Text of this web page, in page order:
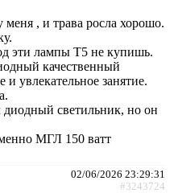
, и трава росла хорошо.
эти лампы Т5 не купишь.
качественный
и увлекательное занятие.
диодный светильник, но он
МГЛ 150 ватт
02/06/2026 23:29:31
#3243724